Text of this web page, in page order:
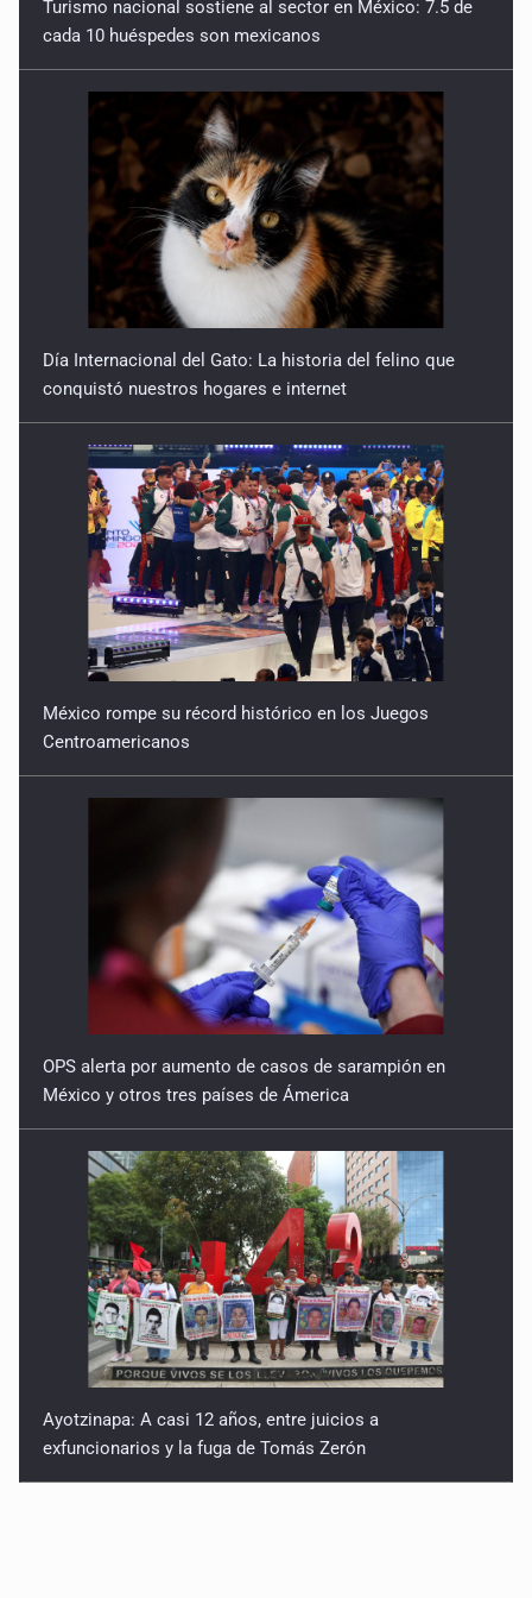
¿Quién dejó entrar a Broxel?
Agua turbia, decisiones opacas
11 de Marzo de 2026
Lo importante vs. lo urgente
4 de Marzo de 2026
Periodistas antes que influencers
25 de Febrero de 2026
Cinco puntos que normalizan la opacidad
11 de Febrero de 2026
Cuidado con las carpetotas
4 de Febrero de 2026
Turismo nacional sostiene al sector en México: 7.5 de
cada 10 huéspedes son mexicanos
Día Internacional del Gato: La historia del felino que
conquistó nuestros hogares e internet
México rompe su récord histórico en los Juegos
Centroamericanos
OPS alerta por aumento de casos de sarampión en
México y otros tres países de Ámerica
Ayotzinapa: A casi 12 años, entre juicios a
exfuncionarios y la fuga de Tomás Zerón